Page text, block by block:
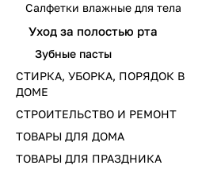
Салфетки влажные для тела
Уход за полостью рта
Зубные пасты
СТИРКА, УБОРКА, ПОРЯДОК В
ДОМЕ
СТРОИТЕЛЬСТВО И РЕМОНТ
ТОВАРЫ ДЛЯ ДОМА
ТОВАРЫ ДЛЯ ПРАЗДНИКА